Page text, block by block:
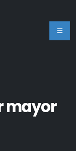
mayor